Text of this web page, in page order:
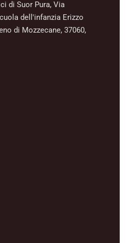
di Suor Pura, Via
dell'infanzia Erizzo
di Mozzecane, 37060,